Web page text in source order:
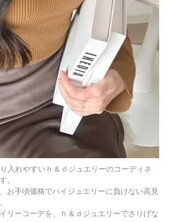
入れやすいｈ＆ｄジュエリーのコーディネ
。
お手頃価格でハイジュエリーに負けない高見
リーコーデを、ｈ＆ｄジュエリーでさりげな